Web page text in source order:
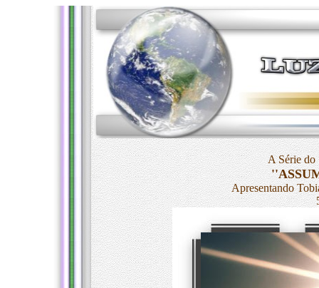
A Série do
Apresentando